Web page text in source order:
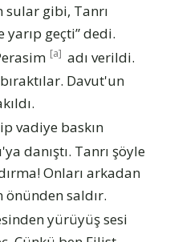
sular gibi, Tanrı
geçti” dedi.
[a] adı verildi.
Davut'un
vadiye baskın
danıştı. Tanrı şöyle
Onları arkadan
önünden saldır.
yürüyüş sesi